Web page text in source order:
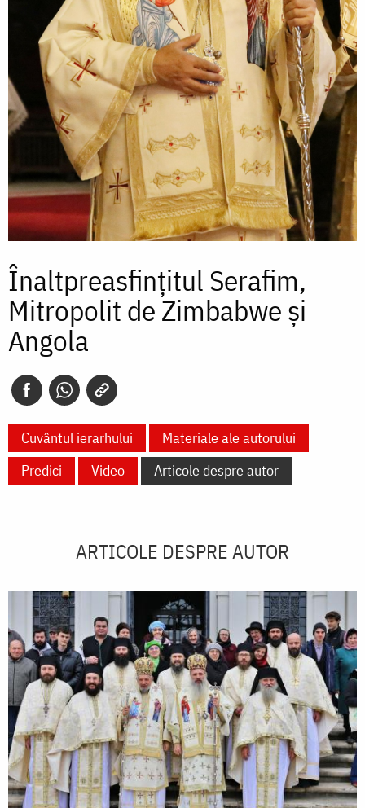
Înaltpreasfințitul Serafim,
Mitropolit de Zimbabwe și
Angola
Cuvântul ierarhului
Materiale ale autorului
Predici
Video Articole despre autor
ARTICOLE DESPRE AUTOR